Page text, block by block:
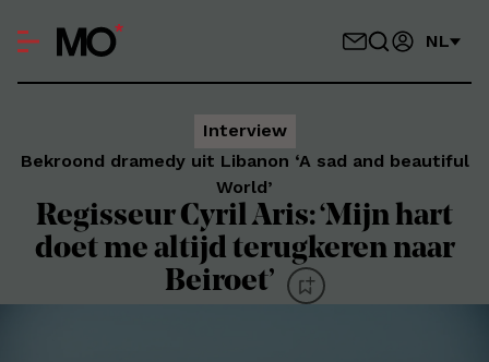
NL
Interview
Bekroond dramedy uit Libanon ‘A sad and beautiful
World’
Regisseur Cyril Aris: ‘Mijn hart
doet me altijd terugkeren naar
Beiroet’